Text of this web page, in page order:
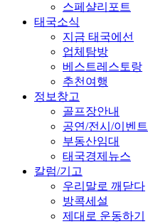
스페샬리포트
태국소식
지금 태국에선
업체탐방
베스트레스토랑
추천여행
정보창고
골프장안내
공연/전시/이벤트
부동산임대
태국경제뉴스
칼럼/기고
우리말로 깨닫다
방콕세설
제대로 운동하기